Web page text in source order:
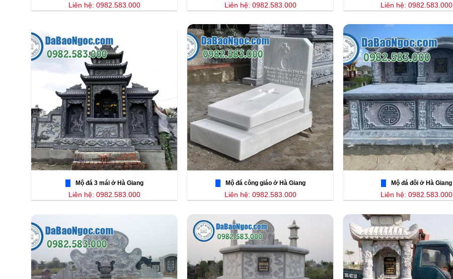
Liên hệ: 0982.583.000 Liên hệ: 0982.583.000 Liên hệ: 0982.583.000
Mộ đá 3 mái ở Hà Giang
Liên hệ: 0982.583.000
Mộ đá công giáo ở Hà Giang
Liên hệ: 0982.583.000
Mộ đá đôi ở Hà Giang
Liên hệ: 0982.583.000